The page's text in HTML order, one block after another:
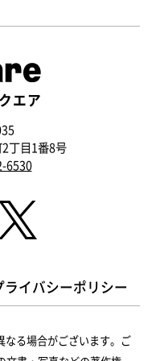
エア
丁目1番8号
6530
ライバシーポリシー
なる場合がございます。ご